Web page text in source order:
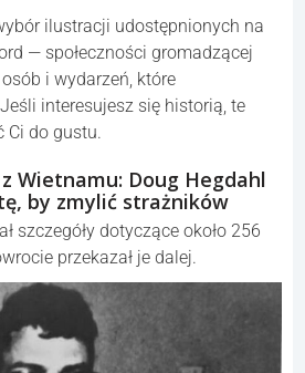
ilustracji udostępnionych na
— społeczności gromadzącej
i wydarzeń, które
interesujesz się historią, te
Ci do gustu.
Wietnamu: Doug Hegdahl
by zmylić strażników
szczegóły dotyczące około 256
przekazał je dalej.